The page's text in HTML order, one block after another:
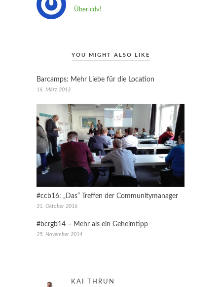
Über cdv!
YOU MIGHT ALSO LIKE
Barcamps: Mehr Liebe für die Location
16. März 2013
#ccb16: „Das“ Treffen der Communitymanager
31. Oktober 2016
#bcrgb14 – Mehr als ein Geheimtipp
25. November 2014
KAI THRUN